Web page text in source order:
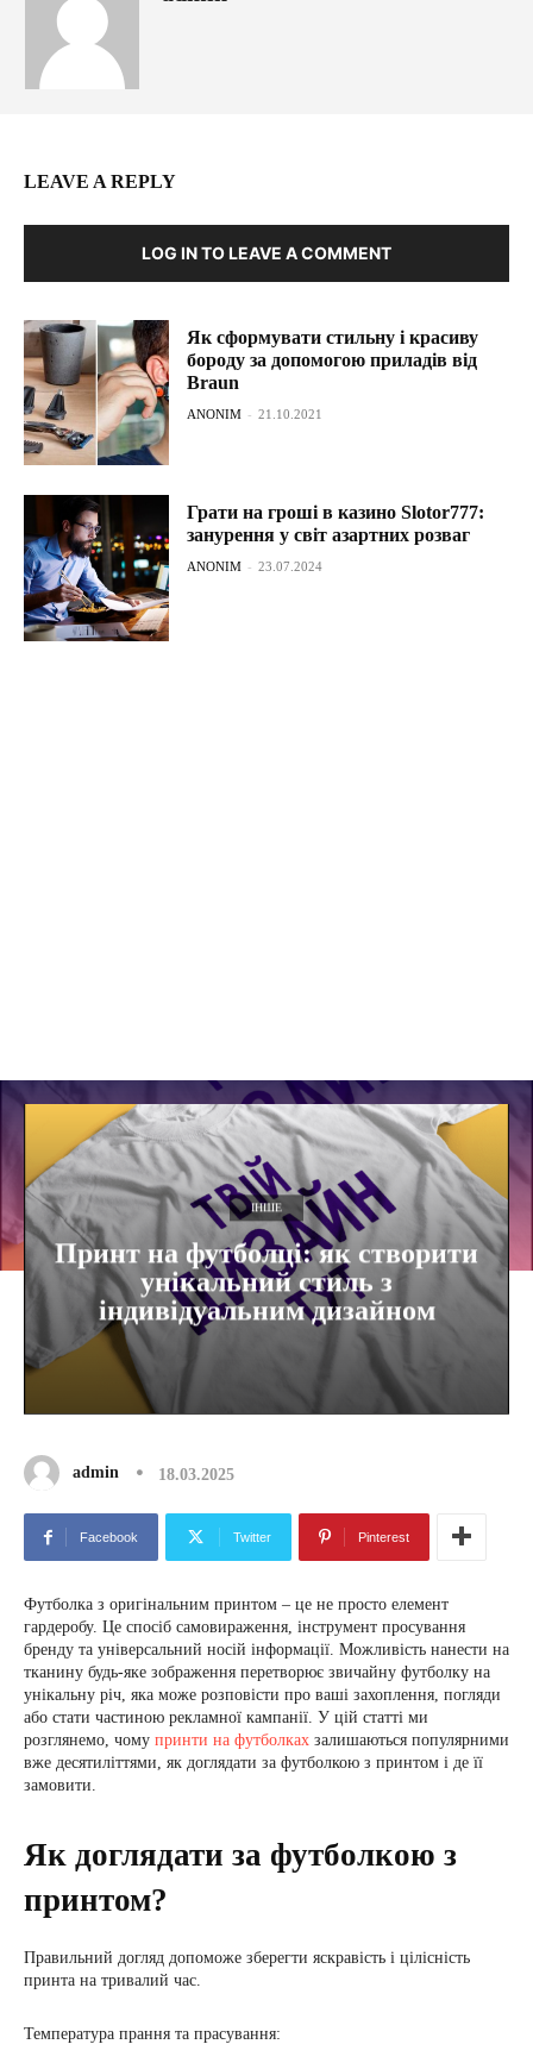
LEAVE A REPLY
LOG IN TO LEAVE A COMMENT
Як сформувати стильну і красиву
бороду за допомогою приладів від
Braun
ANONIM - 21.10.2021
Грати на гроші в казино Slotor777:
занурення у світ азартних розваг
ANONIM - 23.07.2024